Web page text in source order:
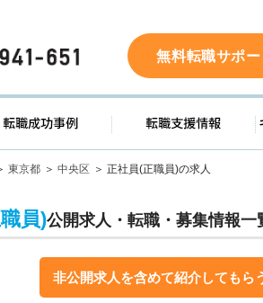
0120-941-651 無料転職サポ
索 転職成功事例
東京都 中央区 正社員(正職員)の求人
員)公開求人・転職・募集情報一
非公開求人を含めて紹介してもら